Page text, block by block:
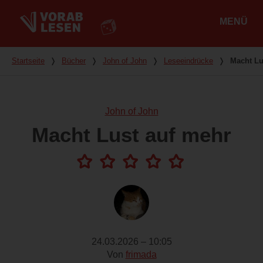
MENÜ
Du bist hier
Startseite ❭ Bücher ❭ John of John ❭ Leseeindrücke ❭ Macht
John of John
Macht Lust auf mehr
24.03.2026 – 10:05
Von frimada